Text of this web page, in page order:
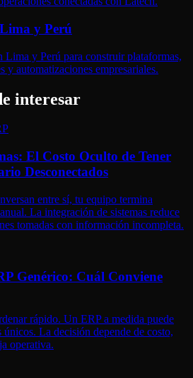
y Perú
y Perú para construir plataformas,
y automatizaciones empresariales.
interesar
El Costo Oculto de Tener
Desconectados
entre sí, tu equipo termina
La integración de sistemas reduce
tomadas con información incompleta.
Genérico: Cuál Conviene
rápido. Un ERP a medida puede
únicos. La decisión depende de costo,
operativa.